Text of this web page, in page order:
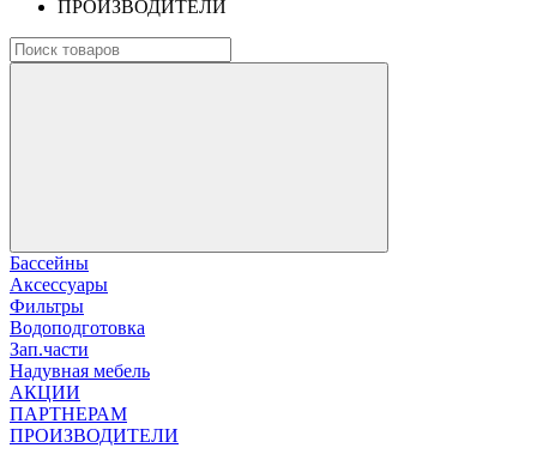
ПРОИЗВОДИТЕЛИ
Бассейны
Аксессуары
Фильтры
Водоподготовка
Зап.части
Надувная мебель
АКЦИИ
ПАРТНЕРАМ
ПРОИЗВОДИТЕЛИ